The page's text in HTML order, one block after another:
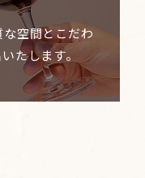
空間とこだわ
たします。